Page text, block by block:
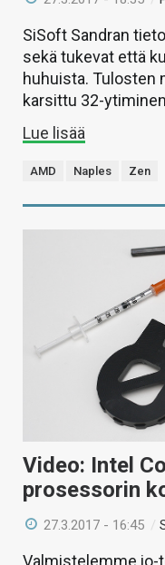
SiSoft Sandran
sekä tukevat että
huhuista. Tulosten
karsittu 32-
Lue lisää
AMD Naples Zen
Video: Intel
prosessorin
27.3.2017 - 16:45 /